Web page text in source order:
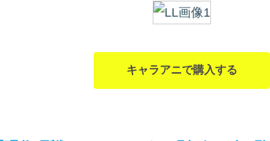
キャラアニで購入する